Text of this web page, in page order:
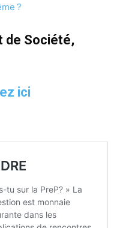
?
de Société,
ici